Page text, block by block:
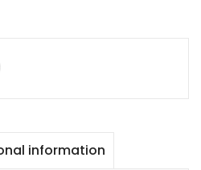
information